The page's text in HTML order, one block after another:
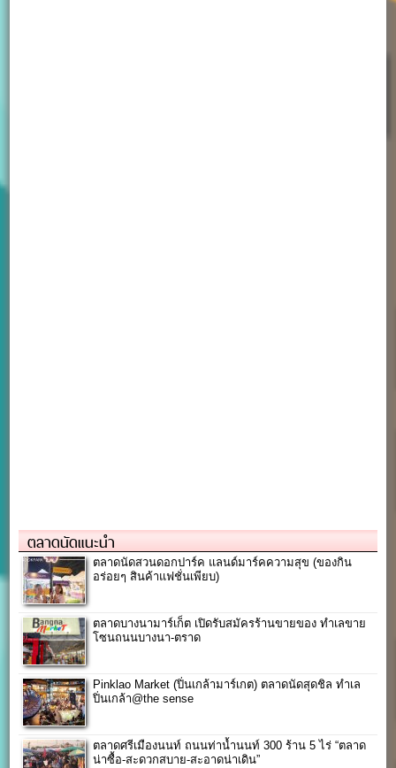
ตลาดนัดแนะนำ
ตลาดนัดสวนดอกปาร์ค แลนด์มาร์คความสุข (ของกิน
อร่อยๆ สินค้าแฟชั่นเพียบ)
ตลาดบางนามาร์เก็ต เปิดรับสมัครร้านขายของ ทำเลขาย
โซนถนนบางนา-ตราด
Pinklao Market (ปิ่นเกล้ามาร์เกต) ตลาดนัดสุดชิล ทำเล
ปิ่นเกล้า@the sense
ตลาดศรีเมืองนนท์ ถนนท่าน้ำนนท์ 300 ร้าน 5 ไร่ “ตลาด
น่าซื้อ-สะดวกสบาย-สะอาดน่าเดิน”